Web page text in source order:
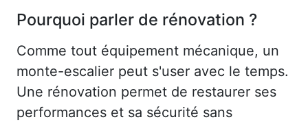
Pourquoi parler de rénovation ?
Comme tout équipement mécanique, un
monte-escalier peut s'user avec le temps.
Une rénovation permet de restaurer ses
performances et sa sécurité sans